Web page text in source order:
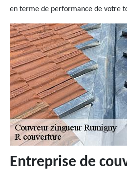
en terme de performance de votre
Entreprise de